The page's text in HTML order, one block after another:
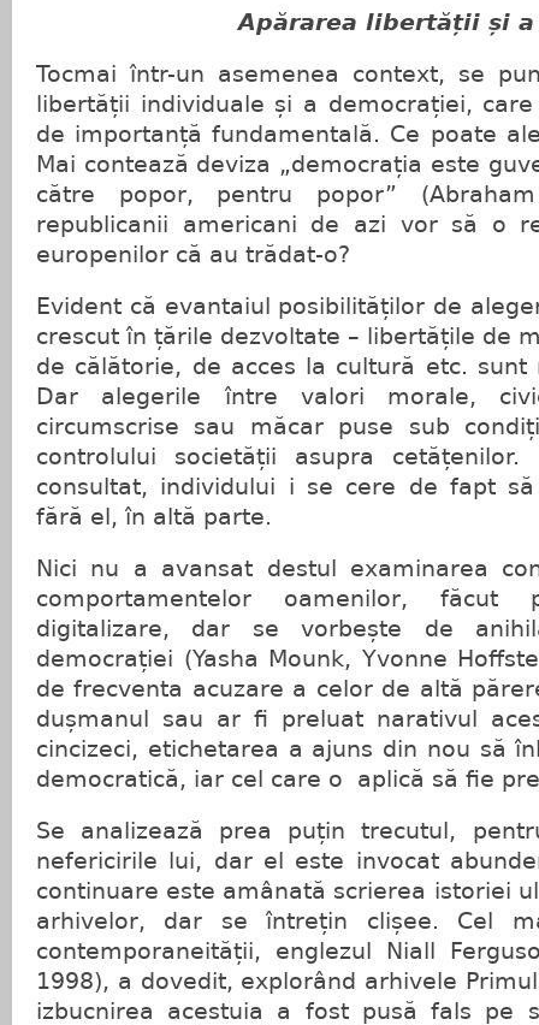
Apărarea libertății și a
Tocmai într-un asemenea context, se
libertății individuale și a democrației,
de importanță fundamentală. Ce poate
Mai contează deviza „democrația este
către popor, pentru popor”
republicanii americani de azi vor să o
europenilor că au trădat-o?
Evident că evantaiul posibilităților de
crescut în țările dezvoltate – libertățile de
de călătorie, de acces la cultură etc.
Dar alegerile între valori morale,
circumscrise sau măcar puse sub
controlului societății asupra cetățenilor.
consultat, individului i se cere de fapt
fără el, în altă parte.
Nici nu a avansat destul examinarea
comportamentelor oamenilor, făcut
digitalizare, dar se vorbește de
democrației (Yasha Mounk, Yvonne
de frecventa acuzare a celor de altă
dușmanul sau ar fi preluat narativul
cincizeci, etichetarea a ajuns din nou să
democratică, iar cel care o aplică să fie
Se analizează prea puțin trecutul,
nefericirile lui, dar el este invocat
continuare este amânată scrierea istoriei
arhivelor, dar se întrețin clișee. Cel
contemporaneității, englezul Niall
1998), a dovedit, explorând arhivele
izbucnirea acestuia a fost pusă fals pe